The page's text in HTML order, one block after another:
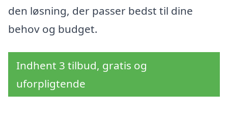
den løsning, der passer bedst til dine
behov og budget.
Indhent 3 tilbud, gratis og
uforpligtende